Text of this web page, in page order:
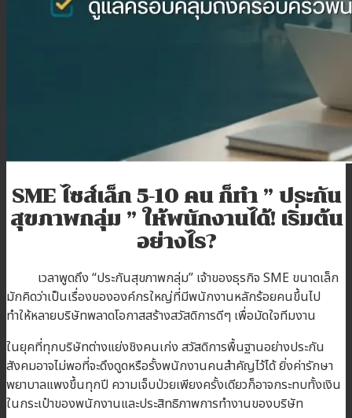
เข้าสู่ระบบตัวแทน
SME ไซส์เล็ก 5-10 คน ก็ทำ ” ประกัน
สุขภาพกลุ่ม ” ให้พนักงานได้! เริ่มต้น
อย่างไร?
เวลาพูดถึง “ประกันสุขภาพกลุ่ม” เจ้าของธุรกิจ SME ขนาดเล็ก
มักคิดว่าเป็นเรื่องขององค์กรใหญ่ที่มีพนักงานหลักร้อยคนขึ้นไป
ทำให้หลายบริษัทพลาดโอกาสสร้างสวัสดิการดีๆ เพื่อมัดใจทีมงาน
ในยุคที่ทุกบริษัทต่างแย่งชิงคนเก่ง สวัสดิการพื้นฐานอย่างประกัน
สังคมอาจไม่พอที่จะดึงดูดหรือรั้งพนักงานคนสำคัญไว้ได้ ยิ่งค่ารักษา
พยาบาลแพงขึ้นทุกปี ความเจ็บป่วยเพียงครั้งเดียวก็อาจกระทบทั้งเงิน
ในกระเป๋าของพนักงานและประสิทธิภาพการทำงานของบริษัท